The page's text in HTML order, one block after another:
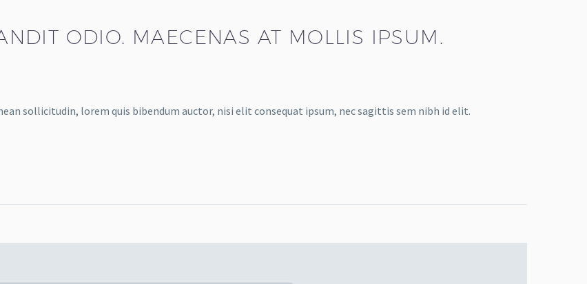
ODIO. MAECENAS AT MOLLIS IPSUM.
sollicitudin, lorem quis bibendum auctor, nisi elit consequat ipsum, nec sagittis sem nibh id elit.